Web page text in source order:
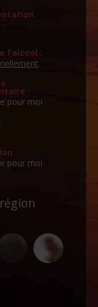
l'alcool :
:
pour moi
:
pour moi